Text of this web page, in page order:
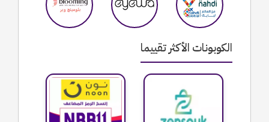
الكوبونات الأكثر تقييما